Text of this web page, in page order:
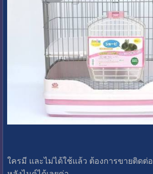
ใครมี และไม่ได้ใช้แล้ว ต้องการขายติดต่อ